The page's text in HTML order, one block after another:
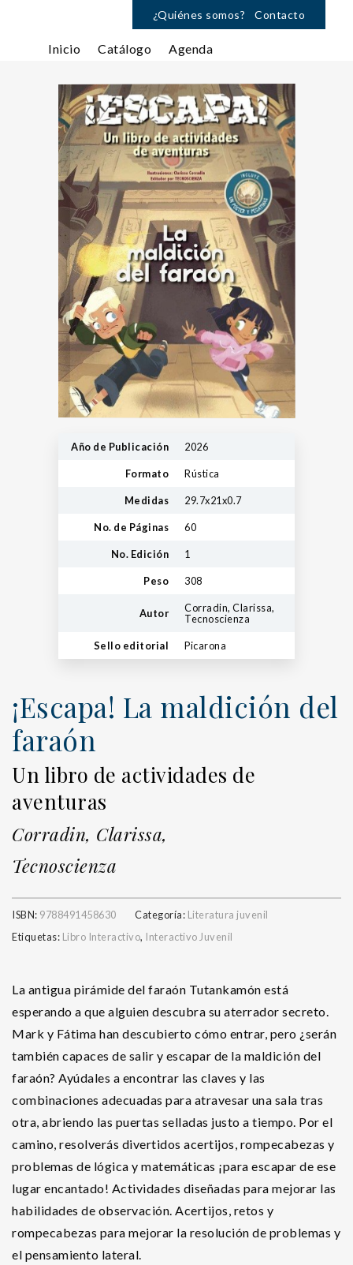
¿Quiénes somos? Contacto
Inicio Catálogo Agenda
Año de Publicación 2026
Formato Rústica
Medidas 29.7x21x0.7
No. de Páginas 60
No. Edición 1
Peso 308
Autor
Corradin, Clarissa,
Tecnoscienza
Sello editorial Picarona
¡Escapa! La maldición del
faraón
Un libro de actividades de
aventuras
Corradin, Clarissa,
Tecnoscienza
ISBN: 9788491458630 Categoría: Literatura juvenil
Etiquetas: Libro Interactivo, Interactivo Juvenil
La antigua pirámide del faraón Tutankamón está
esperando a que alguien descubra su aterrador secreto.
Mark y Fátima han descubierto cómo entrar, pero ¿serán
también capaces de salir y escapar de la maldición del
faraón? Ayúdales a encontrar las claves y las
combinaciones adecuadas para atravesar una sala tras
otra, abriendo las puertas selladas justo a tiempo. Por el
camino, resolverás divertidos acertijos, rompecabezas y
problemas de lógica y matemáticas ¡para escapar de ese
lugar encantado! Actividades diseñadas para mejorar las
habilidades de observación. Acertijos, retos y
rompecabezas para mejorar la resolución de problemas y
el pensamiento lateral.